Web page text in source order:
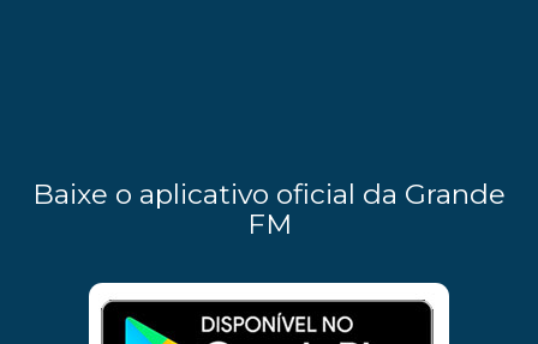
Baixe o aplicativo oficial da Grande
FM